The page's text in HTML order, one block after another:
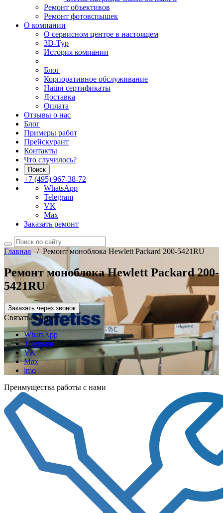
Ремонт объективов
Ремонт фотовспышек
О компании
О сервисном центре в настоящем
3D-Тур
История компании
Блог
Корпоративное обслуживание
Наши сертификаты
Доставка
Оплата
Отзывы о нас
Блог
Примеры работ
Прейскурант
Контакты
Что случилось?
Поиск
+7 (495) 967-38-72
WhatsApp
Telegram
VK
Max
Заказать ремонт
Главная/ Ремонт моноблока Hewlett Packard 200-5421RU
Ремонт моноблока Hewlett Packard 200-
5421RU
Заказать через звонок
Связаться через
WhatsApp
Telegram
VK
Max
imo
Преимущества работы с нами